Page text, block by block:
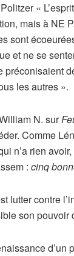
«
mais à NE
sont
et ne se
préconisaient
les autres ».
N. sur
Comme
n’a rien
: cinq
lutter contre
son
d’un